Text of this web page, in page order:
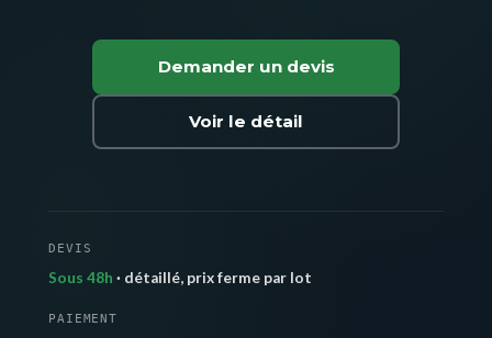
Demander un devis
Voir le détail
DEVIS
Sous 48h · détaillé, prix ferme par lot
PAIEMENT